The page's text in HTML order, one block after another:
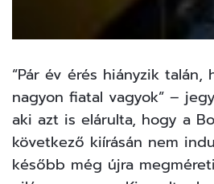
“Pár év érés hiányzik
nagyon fiatal vagyok” –
aki azt is elárulta, hogy a
következő kiírásán nem
később még újra